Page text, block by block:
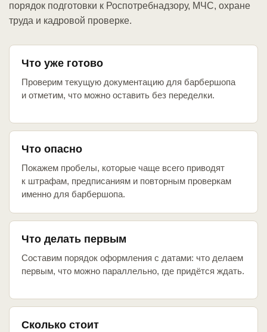
порядок подготовки к Роспотребнадзору, МЧС, охране
труда и кадровой проверке.
Что уже готово
Проверим текущую документацию для барбершопа
и отметим, что можно оставить без переделки.
Что опасно
Покажем пробелы, которые чаще всего приводят
к штрафам, предписаниям и повторным проверкам
именно для барбершопа.
Что делать первым
Составим порядок оформления с датами: что делаем
первым, что можно параллельно, где придётся ждать.
Сколько стоит